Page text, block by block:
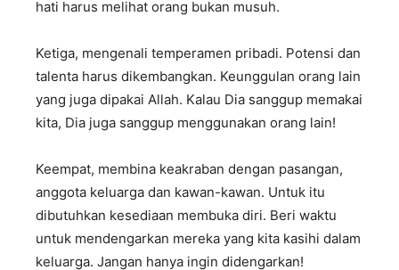
hati harus melihat orang bukan musuh.
Ketiga, mengenali temperamen pribadi. Potensi dan
talenta harus dikembangkan. Keunggulan orang lain
yang juga dipakai Allah. Kalau Dia sanggup memakai
kita, Dia juga sanggup menggunakan orang lain!
Keempat, membina keakraban dengan pasangan,
anggota keluarga dan kawan-kawan. Untuk itu
dibutuhkan kesediaan membuka diri. Beri waktu
untuk mendengarkan mereka yang kita kasihi dalam
keluarga. Jangan hanya ingin didengarkan!